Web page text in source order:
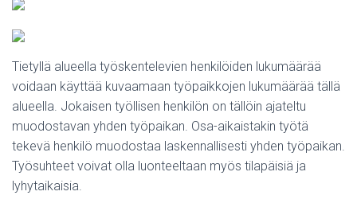
Tietyllä alueella työskentelevien henkilöiden lukumäärää
voidaan käyttää kuvaamaan työpaikkojen lukumäärää tällä
alueella. Jokaisen työllisen henkilön on tällöin ajateltu
muodostavan yhden työpaikan. Osa-aikaistakin työtä
tekevä henkilö muodostaa laskennallisesti yhden työpaikan.
Työsuhteet voivat olla luonteeltaan myös tilapäisiä ja
lyhytaikaisia.